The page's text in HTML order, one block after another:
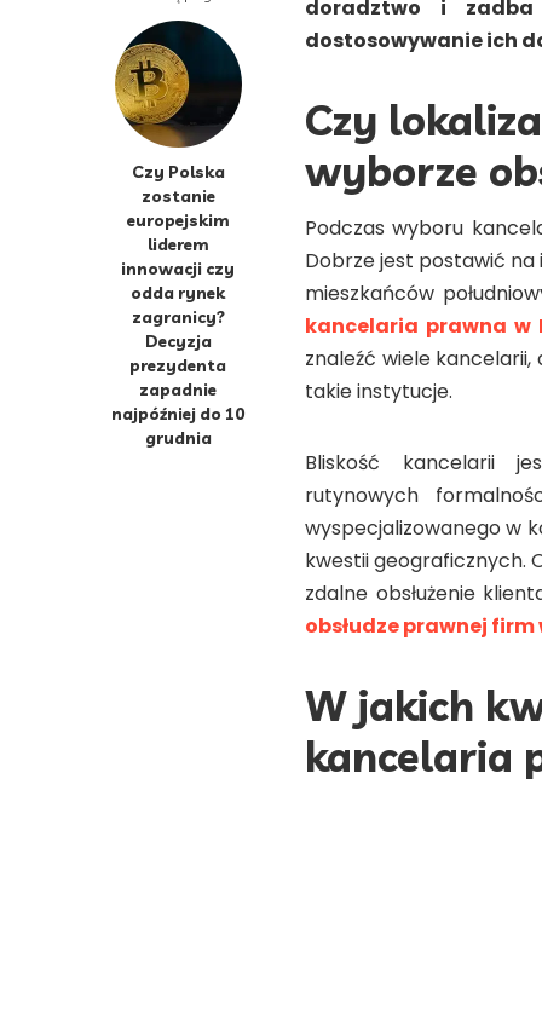
Czy Polska
zostanie
europejskim
liderem
innowacji czy
odda rynek
zagranicy?
Decyzja
prezydenta
zapadnie
najpóźniej do 10
grudnia
doradztwo i zadba
dostosowywanie ich
Czy
wyborze
Podczas wyboru
Dobrze jest postawić na
mieszkańców
kancelaria prawna w
znaleźć wiele
takie instytucje.
Bliskość kancelarii
rutynowych
wyspecjalizowanego w
kwestii geograficznych.
zdalne obsłużenie
obsłudze prawnej firm
W jakich
kancelaria